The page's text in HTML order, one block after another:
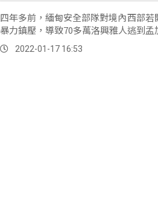
四年多前，緬甸安全部隊對境內西部
暴力鎮壓，導致70多萬洛興雅人逃到孟
2022-01-17 16:53